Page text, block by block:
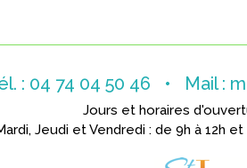
: 04 74 04 50 46 • Mail :
Jours et horaires
Jeudi et Vendredi : de 9h à 12h